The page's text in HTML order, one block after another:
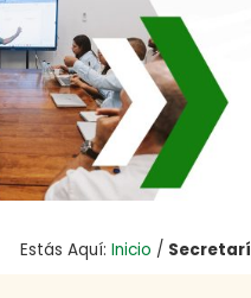
Estás Aquí: Inicio /